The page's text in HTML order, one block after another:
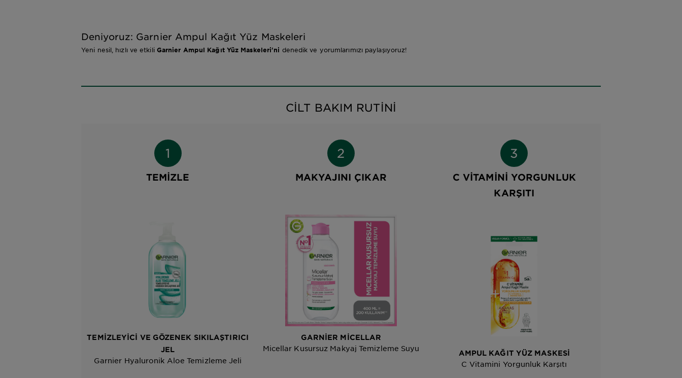
Deniyoruz: Garnier Ampul Kağıt Yüz Maskeleri
Yeni nesil, hızlı ve etkili Garnier Ampul Kağıt Yüz Maskeleri'ni denedik ve yorumlarımızı paylaşıyoruz!
CILT BAKIM RUTINI
TEMİZLE
TEMIZLEYICI VE GÖZENEK SIKILAŞTIRICI
JEL
Garnier Hyaluronik Aloe Temizleme Jeli
MAKYAJINI ÇIKAR
GARNIER MICELLAR
Micellar Kusursuz Makyaj Temizleme Suyu
C VITAMINI YORGUNLUK
KARŞITI
AMPUL KAĞIT YÜZ MASKESI
C Vitamini Yorgunluk Karşıtı